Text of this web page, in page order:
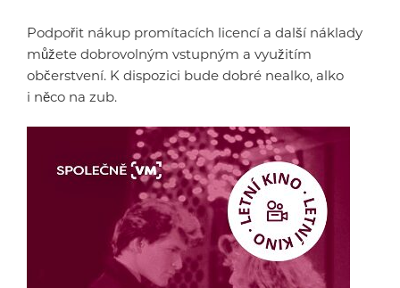
Podpořit nákup promítacích licencí a další náklady
můžete dobrovolným vstupným a využitím
občerstvení. K dispozici bude dobré nealko, alko
i něco na zub.